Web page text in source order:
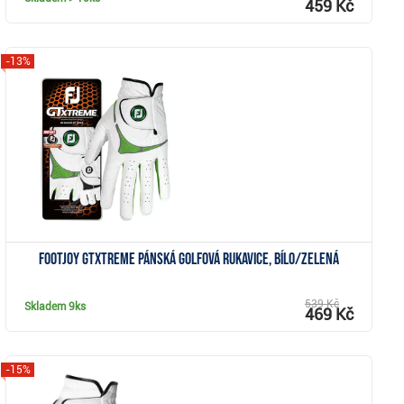
459 Kč
FootJoy GTxtreme pánská golfová rukavice, bílo/zelená
-13%
Skladem9ks 539 Kč
469 Kč
-15%